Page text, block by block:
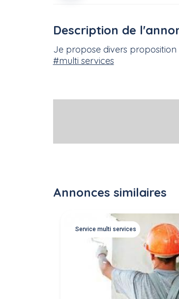
Description de
Je propose divers
#multi services
Annonces similaires
Service multi services